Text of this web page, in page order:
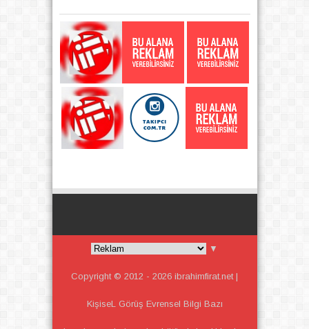
▼
Copyright © 2012 - 2026 ibrahimfirat.net |
KişiseL Görüş Evrensel Bilgi Bazı